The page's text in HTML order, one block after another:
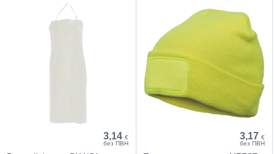
3,14 €
без ПВН
3,17 €
без ПВН